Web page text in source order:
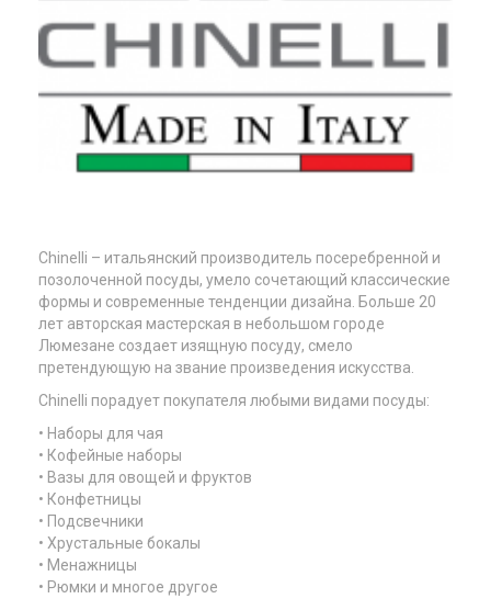
Chinelli – итальянский производитель посеребренной и
позолоченной посуды, умело сочетающий классические
формы и современные тенденции дизайна. Больше 20
лет авторская мастерская в небольшом городе
Люмезане создает изящную посуду, смело
претендующую на звание произведения искусства.
Chinelli порадует покупателя любыми видами посуды:
• Наборы для чая
• Кофейные наборы
• Вазы для овощей и фруктов
• Конфетницы
• Подсвечники
• Хрустальные бокалы
• Менажницы
• Рюмки и многое другое